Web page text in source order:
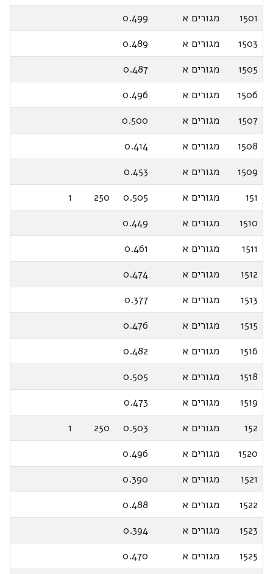
1501
מגורים א
0.499
1503
מגורים א
0.489
1505
מגורים א
0.487
1506
מגורים א
0.496
1507
מגורים א
0.500
1508
מגורים א
0.414
1509
מגורים א
0.453
151
מגורים א 0.505
250
1
1510
מגורים א
0.449
1511
מגורים א
0.461
1512
מגורים א
0.474
1513
מגורים א
0.377
1515
מגורים א
0.476
1516
מגורים א
0.482
1518
מגורים א
0.505
1519
מגורים א
0.473
152
מגורים א 0.503
250
1
1520
מגורים א
0.496
1521
מגורים א
0.390
1522
מגורים א
0.488
1523
מגורים א
0.394
1525
מגורים א
0.470